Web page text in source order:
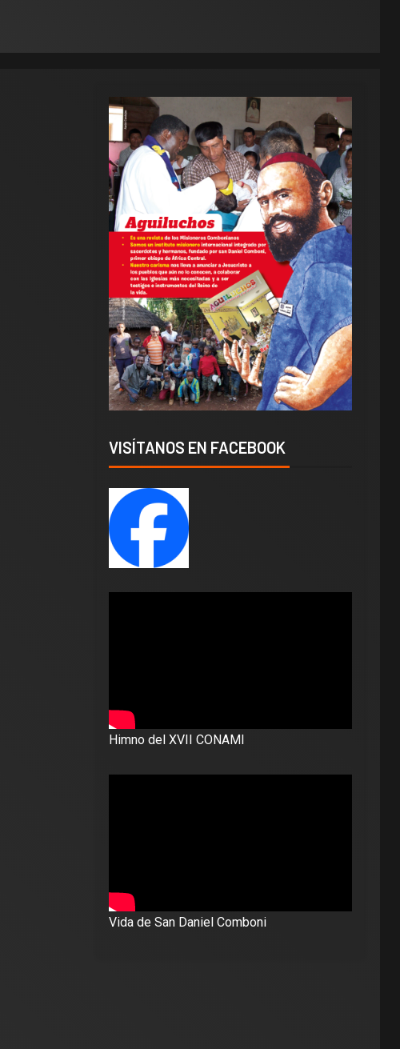
VISÍTANOS EN FACEBOOK
Himno del XVII CONAMI
Vida de San Daniel Comboni